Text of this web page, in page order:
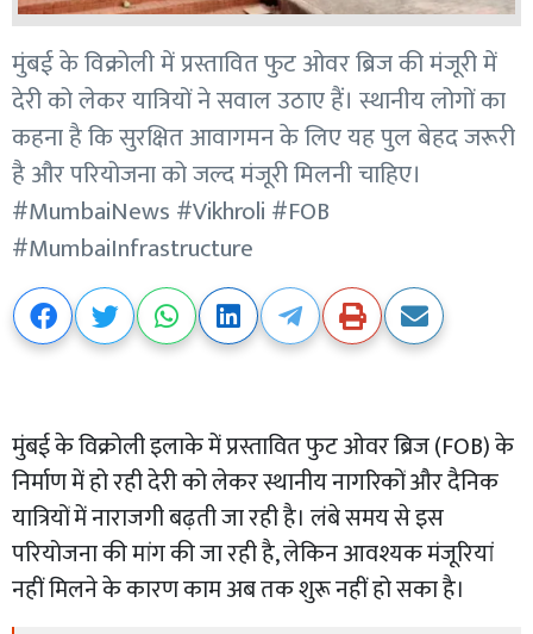
मुंबई के विक्रोली में प्रस्तावित फुट ओवर ब्रिज की मंजूरी में
देरी को लेकर यात्रियों ने सवाल उठाए हैं। स्थानीय लोगों का
कहना है कि सुरक्षित आवागमन के लिए यह पुल बेहद जरूरी
है और परियोजना को जल्द मंजूरी मिलनी चाहिए।
#MumbaiNews #Vikhroli #FOB
#MumbaiInfrastructure
मुंबई के विक्रोली इलाके में प्रस्तावित फुट ओवर ब्रिज (FOB) के
निर्माण में हो रही देरी को लेकर स्थानीय नागरिकों और दैनिक
यात्रियों में नाराजगी बढ़ती जा रही है। लंबे समय से इस
परियोजना की मांग की जा रही है, लेकिन आवश्यक मंजूरियां
नहीं मिलने के कारण काम अब तक शुरू नहीं हो सका है।